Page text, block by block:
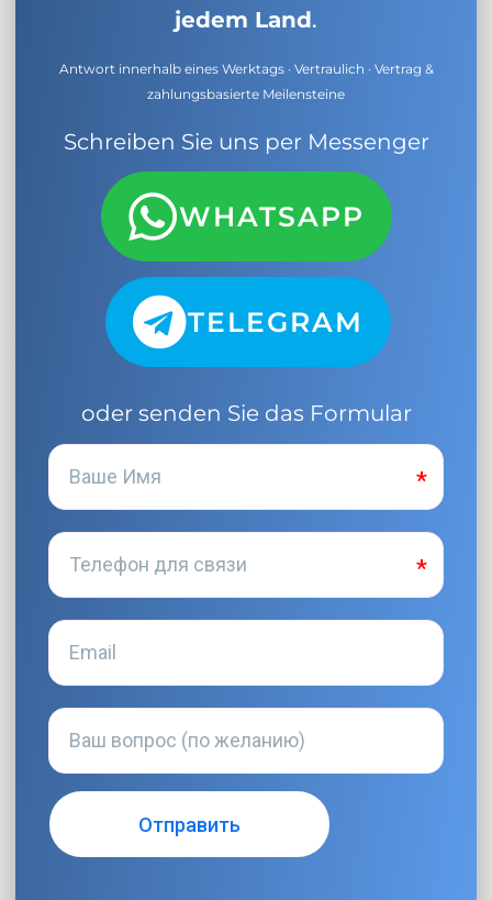
jedem Land.
Antwort innerhalb eines Werktags · Vertraulich · Vertrag &
zahlungsbasierte Meilensteine
Schreiben Sie uns per Messenger
WHATSAPP
TELEGRAM
oder senden Sie das Formular